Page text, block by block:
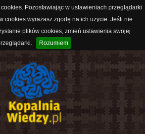
Pozostawiając w ustawieniach przeglądarki
cookies wyrażasz zgodę na ich użycie. Jeśli nie
plików cookies, zmień ustawienia swojej
Rozumiem